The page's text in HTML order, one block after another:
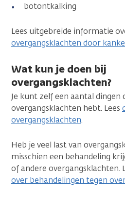
botontkalking
Lees uitgebreide informatie
overgangsklachten door
Wat kun je doen bij
overgangsklachten?
Je kunt zelf een aantal dingen
overgangsklachten hebt. Lees
overgangsklachten.
Heb je veel last van
misschien een behandeling
of andere overgangsklachten.
over behandelingen tegen